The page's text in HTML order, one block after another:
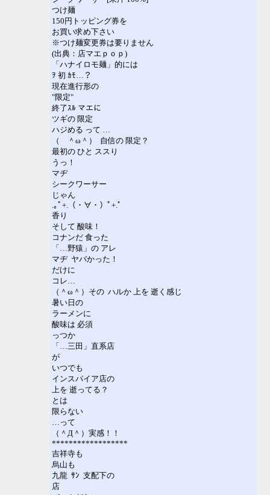
つけ麺
150円トッピング券を
お買い求め下さい
※つけ麺変更券は要りません
(出典：店マエｐｏｐ)
「ハナイロモ麺」的には
ｦ 初 ｶﾓ…？
現在進行形の
"限定"
終了ｽﾙ マエに
ツギの 限定
ハジめる って …
（ ＾ω＾） 自信の 限定？
最初の ひと ススり
うっ！
マヂ
シークワーサー
じゃん
.｡ﾟ+.（・∀・）ﾟ+.ﾟ
香り
そして 酸味！
コナンだ 食った
「…野猿」の アレ
マヂ ヤバかった！
だけに
コレ…
（＾ω＾）その ハルか 上を 逝く感じ
暑い日の
ラーメンに
酸味は 必須
っつか
「…三田」直系店
が
いつでも
インスパイア店の
上を 逝ってる？
とは
限らない
…って
（＾Д＾）実感！！
******************
吉祥寺も
烏山も
九龍 ｻﾝ 支配下の
店